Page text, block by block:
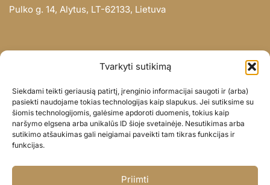
Tvarkyti sutikimą
Siekdami teikti geriausią patirtį, įrenginio informacijai saugoti ir (arba)
pasiekti naudojame tokias technologijas kaip slapukus. Jei sutiksime su
šiomis technologijomis, galėsime apdoroti duomenis, tokius kaip
naršymo elgsena arba unikalūs ID šioje svetainėje. Nesutikimas arba
sutikimo atšaukimas gali neigiamai paveikti tam tikras funkcijas ir
funkcijas.
Priimti
Pulko g. 14, Alytus, LT-62133, Lietuva
Didmena
Darbų portfolio
Privatumo politika
Parduotuvės politika